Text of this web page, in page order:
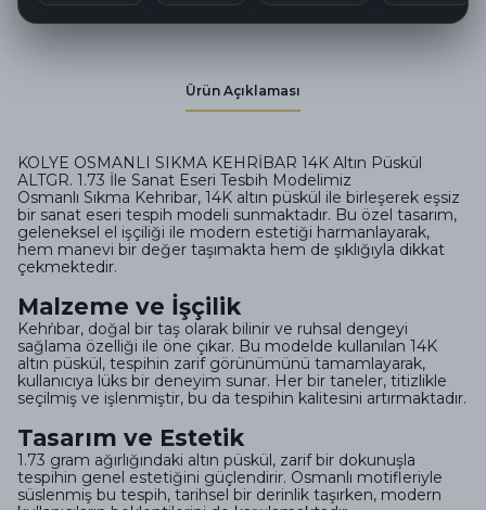
Ürün Açıklaması
KOLYE OSMANLI SIKMA KEHRİBAR 14K Altın Püskül
ALTGR. 1.73 İle Sanat Eseri Tesbih Modelimiz
Osmanlı Sıkma Kehribar, 14K altın püskül ile birleşerek eşsiz
bir sanat eseri tespih modeli sunmaktadır. Bu özel tasarım,
geleneksel el işçiliği ile modern estetiği harmanlayarak,
hem manevi bir değer taşımakta hem de şıklığıyla dikkat
çekmektedir.
Malzeme ve İşçilik
Kehri̇bar, doğal bir taş olarak bilinir ve ruhsal dengeyi
sağlama özelliği ile öne çıkar. Bu modelde kullanılan 14K
altın püskül, tespihin zarif görünümünü tamamlayarak,
kullanıcıya lüks bir deneyim sunar. Her bir taneler, titizlikle
seçilmiş ve işlenmiştir, bu da tespihin kalitesini artırmaktadır.
Tasarım ve Estetik
1.73 gram ağırlığındaki altın püskül, zarif bir dokunuşla
tespihin genel estetiğini güçlendirir. Osmanlı motifleriyle
süslenmiş bu tespih, tarihsel bir derinlik taşırken, modern